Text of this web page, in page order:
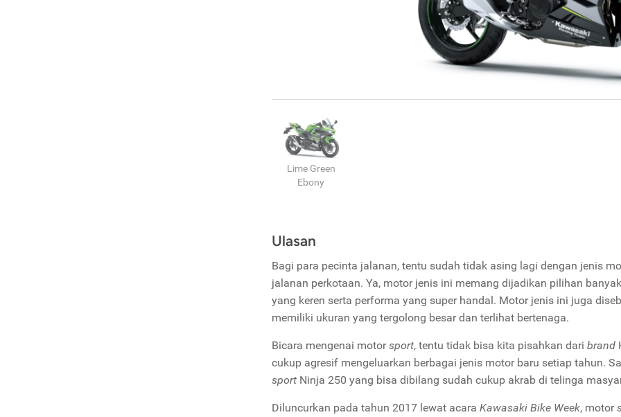
Lime Green
Ebony
Ulasan
Bagi para pecinta jalanan, tentu sudah tidak asing lagi dengan jenis
jalanan perkotaan. Ya, motor jenis ini memang dijadikan pilihan
yang keren serta performa yang super handal. Motor jenis ini juga
memiliki ukuran yang tergolong besar dan terlihat bertenaga.
Bicara mengenai motorsport, tentu tidak bisa kita pisahkan dari brand
cukup agresif mengeluarkan berbagai jenis motor baru setiap tahun.
sport Ninja 250 yang bisa dibilang sudah cukup akrab di telinga
Diluncurkan pada tahun 2017 lewat acara Kawasaki Bike Week, motor